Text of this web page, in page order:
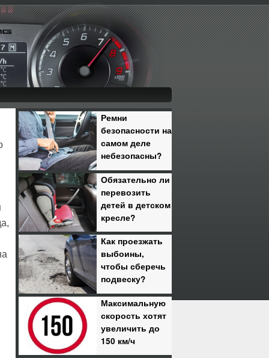
Ремни
безопасности на
самом деле
небезопасны?
Обязательно ли
перевозить
детей в детском
кресле?
Как проезжать
выбоины,
чтобы сберечь
подвеску?
Максимальную
скорость хотят
увеличить до
150 км/ч